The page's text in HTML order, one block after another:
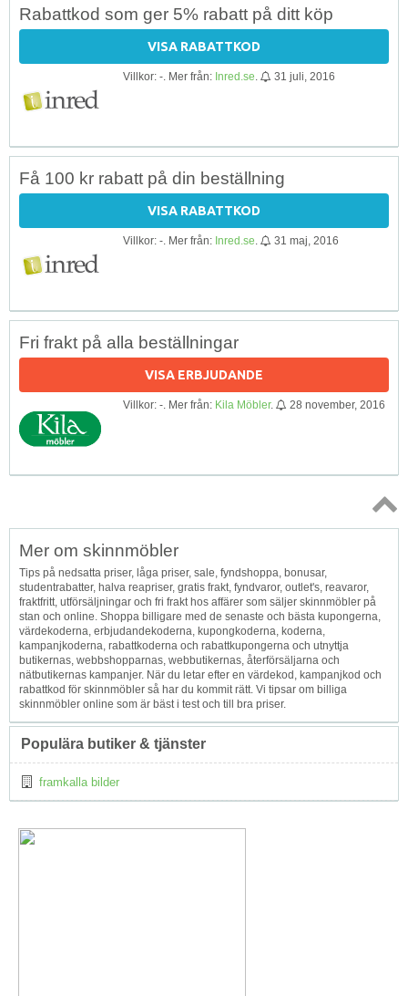
Rabattkod som ger 5% rabatt på ditt köp
VISA RABATTKOD
Villkor: -. Mer från: Inred.se 31 juli, 2016
Få 100 kr rabatt på din beställning
VISA RABATTKOD
Villkor: -. Mer från: Inred.se 31 maj, 2016
Fri frakt på alla beställningar
VISA ERBJUDANDE
Villkor: -. Mer från: Kila Möbler. 28 november, 2016
Topp
Mer om skinnmöbler
Tips på nedsatta priser, låga priser, sale, fyndshoppa, bonusar,
studentrabatter, halva reapriser, gratis frakt, fyndvaror, outlet's, reavaror,
fraktfritt, utförsäljningar och fri frakt hos affärer som säljer skinnmöbler på
stan och online. Shoppa billigare med de senaste och bästa kupongerna,
värdekoderna, erbjudandekoderna, kupongkoderna, koderna,
kampanjkoderna, rabattkoderna och rabattkupongerna och utnyttja
butikernas, webbshopparnas, webbutikernas, återförsäljarna och
nätbutikernas kampanjer. När du letar efter en värdekod, kampanjkod och
rabattkod för skinnmöbler så har du kommit rätt. Vi tipsar om billiga
skinnmöbler online som är bäst i test och till bra priser.
Populära butiker & tjänster
framkalla bilder